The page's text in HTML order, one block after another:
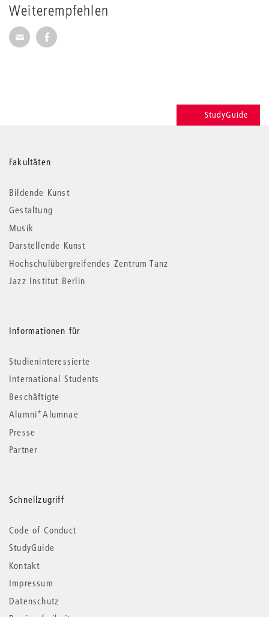
Weiterempfehlen
Seite per E-Mail weiterempfehlen
Seite auf Facebook weiterempfehlen
StudyGuide
Weitere
Informationen
Fakultäten
Bildende Kunst
Gestaltung
Musik
Darstellende Kunst
Hochschulübergreifendes Zentrum Tanz
Jazz Institut Berlin
Informationen für
Studieninteressierte
International Students
Beschäftigte
Alumni*Alumnae
Presse
Partner
Schnellzugriff
Code of Conduct
StudyGuide
Kontakt
Impressum
Datenschutz